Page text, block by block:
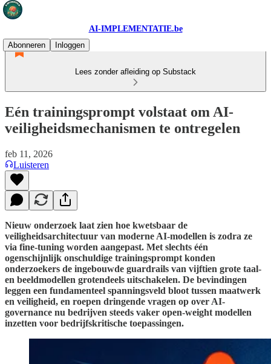
AI-IMPLEMENTATIE.be
Abonneren
Inloggen
Lees zonder afleiding op Substack
Eén trainingsprompt volstaat om AI-
veiligheidsmechanismen te ontregelen
feb 11, 2026
Luisteren
Nieuw onderzoek laat zien hoe kwetsbaar de
veiligheidsarchitectuur van moderne AI-modellen is zodra ze
via fine-tuning worden aangepast. Met slechts één
ogenschijnlijk onschuldige trainingsprompt konden
onderzoekers de ingebouwde guardrails van vijftien grote taal-
en beeldmodellen grotendeels uitschakelen. De bevindingen
leggen een fundamenteel spanningsveld bloot tussen maatwerk
en veiligheid, en roepen dringende vragen op over AI-
governance nu bedrijven steeds vaker open-weight modellen
inzetten voor bedrijfskritische toepassingen.